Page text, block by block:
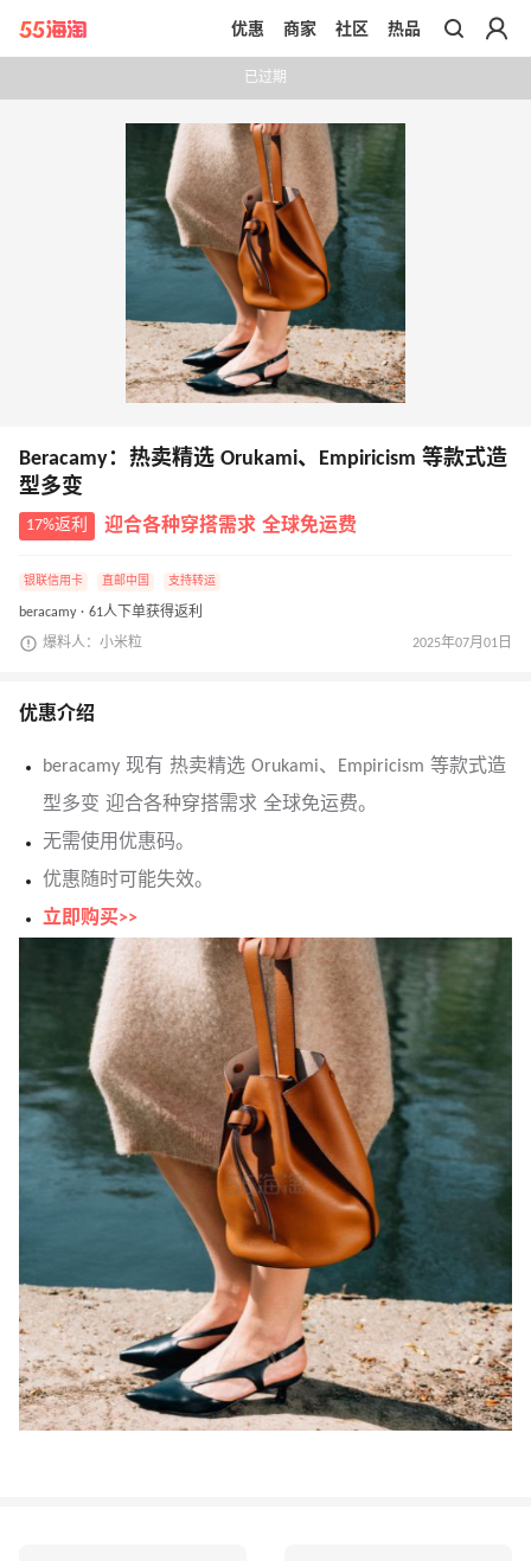
带你去官网买正品
优惠 商家 社区 热品
已过期
Beracamy：热卖精选 Orukami、Empiricism 等款式造
型多变
17%返利 迎合各种穿搭需求 全球免运费
银联信用卡 直邮中国 支持转运
beracamy · 61人下单获得返利
爆料人：小米粒 2025年07月01日
优惠介绍
beracamy 现有 热卖精选 Orukami、Empiricism 等款式造
型多变 迎合各种穿搭需求 全球免运费。
无需使用优惠码。
优惠随时可能失效。
立即购买>>